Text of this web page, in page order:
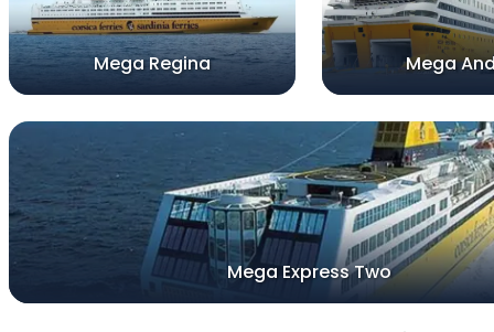
Mega Regina Mega
Mega Express Two